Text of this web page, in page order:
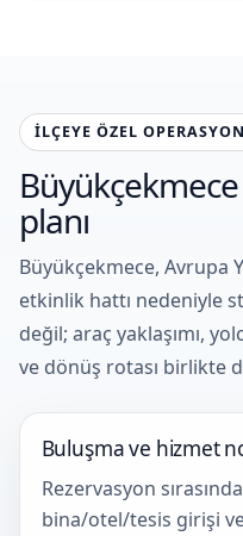
İLÇEYE ÖZEL
planı
Büyükçekmece, Avrupa
etkinlik hattı nedeniyle
değil; araç yaklaşımı,
ve dönüş rotası birlikte
Buluşma ve hizmet
Rezervasyon
bina/otel/tesis girişi